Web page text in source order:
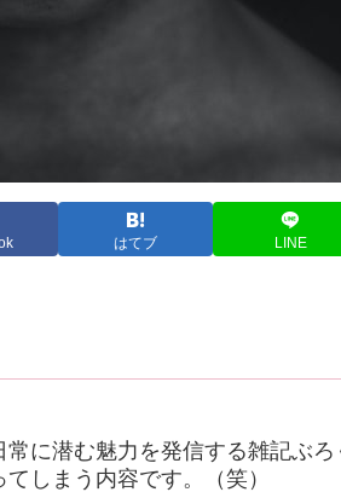
はてブ LINE
常に潜む魅力を発信する雑記ぶ
しまう内容です。（笑）